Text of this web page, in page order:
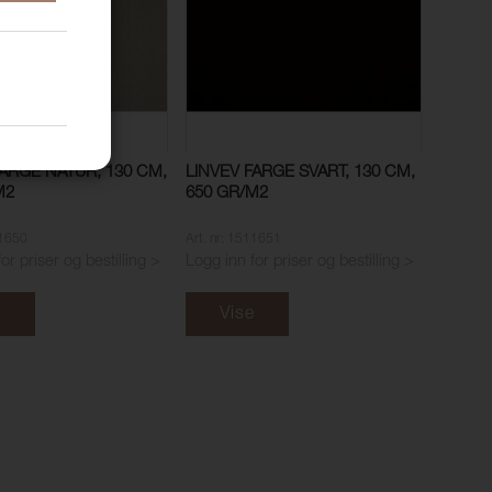
NATUR, 130 CM,
LINVEV FARGE SVART, 130 CM,
650 GR/M2
Vise